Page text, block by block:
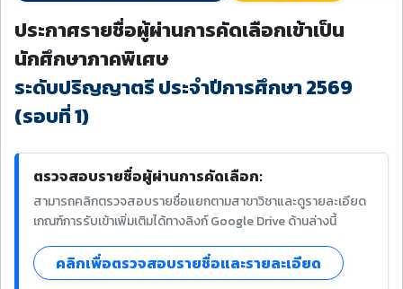
ประกาศรายชื่อผู้ผ่านการคัดเลือกเข้าเป็น
นักศึกษาภาคพิเศษ
ระดับปริญญาตรี ประจำปีการศึกษา 2569
(รอบที่ 1)
ตรวจสอบรายชื่อผู้ผ่านการคัดเลือก:
สามารถคลิกตรวจสอบรายชื่อแยกตามสาขาวิชาและดูรายละเอียด
เกณฑ์การรับเข้าเพิ่มเติมได้ทางลิงก์ Google Drive ด้านล่างนี้
คลิกเพื่อตรวจสอบรายชื่อและรายละเอียด